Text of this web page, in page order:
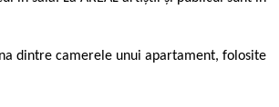
dintre camerele unui apartament, folosite